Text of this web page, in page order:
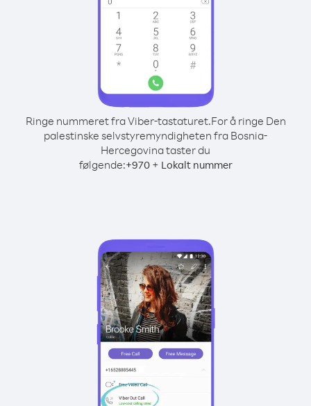
Ringe nummeret fra Viber-tastaturet.For å ringe Den
palestinske selvstyremyndigheten fra Bosnia-
Hercegovina taster du
følgende:+970+ Lokalt nummer